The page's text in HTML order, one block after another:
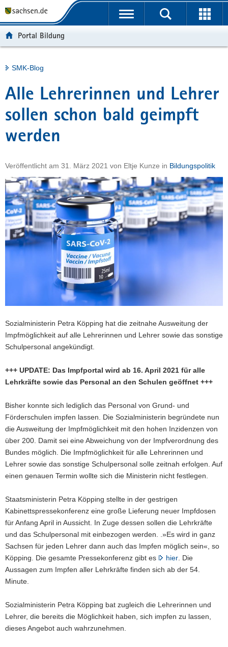
t
b
e
r
g
r
f
e
n
d
e
N
a
o
n
u
n
h
a
l
t
e
v
c
e
Portalübergreifende
Portal Bildung
Hauptinhalt
SMK-Blog
Alle Lehrerinnen und Lehrer
sollen schon bald geimpft
werden
Veröffentlicht am 31. März 2021 von Eltje Kunze in Bildungspolitik
Sozialministerin Petra Köpping hat die zeitnahe Ausweitung der
Impfmöglichkeit auf alle Lehrerinnen und Lehrer sowie das sonstige
Schulpersonal angekündigt.
+++ UPDATE: Das Impfportal wird ab 16. April 2021 für alle
Lehrkräfte sowie das Personal an den Schulen geöffnet +++
Bisher konnte sich lediglich das Personal von Grund- und
Förderschulen impfen lassen. Die Sozialministerin begründete nun
die Ausweitung der Impfmöglichkeit mit den hohen Inzidenzen von
über 200. Damit sei eine Abweichung von der Impfverordnung des
Bundes möglich. Die Impfmöglichkeit für alle Lehrerinnen und
Lehrer sowie das sonstige Schulpersonal solle zeitnah erfolgen. Auf
einen genauen Termin wollte sich die Ministerin nicht festlegen.
Staatsministerin Petra Köpping stellte in der gestrigen
Kabinettspressekonferenz eine große Lieferung neuer Impfdosen
für Anfang April in Aussicht. In Zuge dessen sollen die Lehrkräfte
und das Schulpersonal mit einbezogen werden. .»Es wird in ganz
Sachsen für jeden Lehrer dann auch das Impfen möglich sein«, so
Köpping. Die gesamte Pressekonferenz gibt es
hier . Die
Aussagen zum Impfen aller Lehrkräfte finden sich ab der 54.
Minute.
Sozialministerin Petra Köpping bat zugleich die Lehrerinnen und
Lehrer, die bereits die Möglichkeit haben, sich impfen zu lassen,
dieses Angebot auch wahrzunehmen.